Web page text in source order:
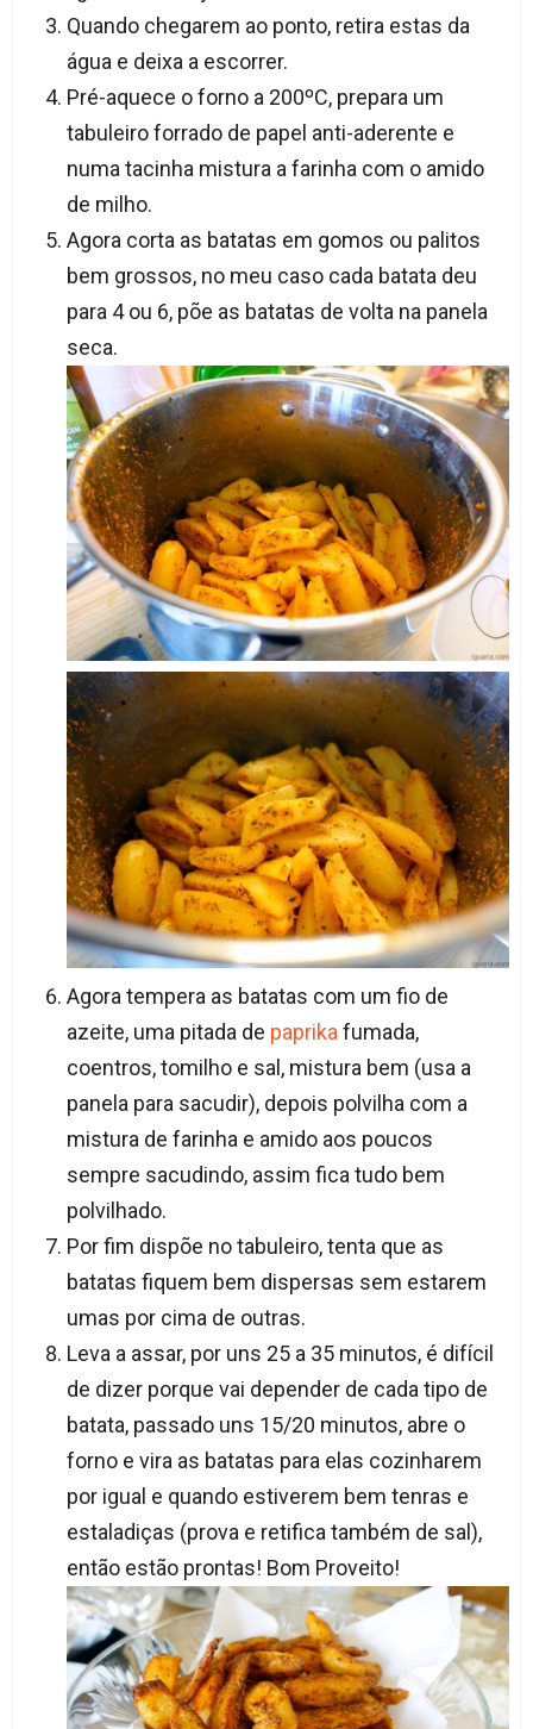
Quando chegarem ao ponto, retira estas da
água e deixa a escorrer.
Pré-aquece o forno a 200ºC, prepara um
tabuleiro forrado de papel anti-aderente e
numa tacinha mistura a farinha com o amido
de milho.
Agora corta as batatas em gomos ou palitos
bem grossos, no meu caso cada batata deu
para 4 ou 6, põe as batatas de volta na panela
seca.
Agora tempera as batatas com um fio de
azeite, uma pitada de paprika fumada,
coentros, tomilho e sal, mistura bem (usa a
panela para sacudir), depois polvilha com a
mistura de farinha e amido aos poucos
sempre sacudindo, assim fica tudo bem
polvilhado.
Por fim dispõe no tabuleiro, tenta que as
batatas fiquem bem dispersas sem estarem
umas por cima de outras.
Leva a assar, por uns 25 a 35 minutos, é difícil
de dizer porque vai depender de cada tipo de
batata, passado uns 15/20 minutos, abre o
forno e vira as batatas para elas cozinharem
por igual e quando estiverem bem tenras e
estaladiças (prova e retifica também de sal),
então estão prontas! Bom Proveito!